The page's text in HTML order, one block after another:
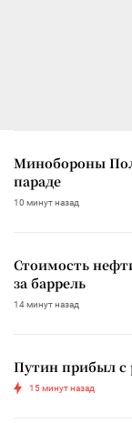
Минобороны
параде
10 минут назад
Стоимость
за баррель
14 минут назад
Путин прибыл с
15 минут назад